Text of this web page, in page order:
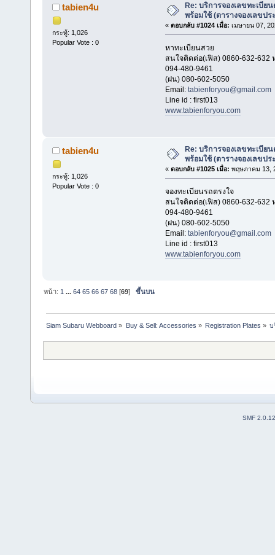
tabien4u
กระทู้: 1,026
Popular Vote : 0
Re: บริการจองเลขทะเบีย
พร้อมใช้ (ตารางจองเลขป
« ตอบกลับ #1024 เมื่อ: เมษายน 07,
หาทะเบียนสวย
สนใจติดต่อ(เฟิส) 0860-632-632
094-480-9461
(ฝน) 080-602-5050
Email: tabienforyou@gmail.com
Line id : first013
www.tabienforyou.com
tabien4u
กระทู้: 1,026
Popular Vote : 0
Re: บริการจองเลขทะเบีย
พร้อมใช้ (ตารางจองเลขป
« ตอบกลับ #1025 เมื่อ: พฤษภาคม 13,
จองทะเบียนรถตรงใจ
สนใจติดต่อ(เฟิส) 0860-632-632
094-480-9461
(ฝน) 080-602-5050
Email: tabienforyou@gmail.com
Line id : first013
www.tabienforyou.com
หน้า: 1 ...64 65 66 67 68 [69]ขึ้นบน
Siam Subaru Webboard » Buy & Sell: Accessories » Registration Plates » บ
SMF 2.0.12